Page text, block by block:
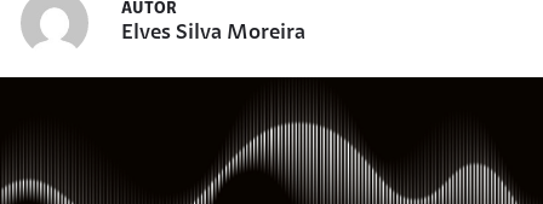
AUTOR
Elves Silva Moreira